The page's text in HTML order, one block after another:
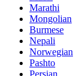
Marathi
Mongolian
Burmese
Nepali
Norwegian
Pashto
Persian